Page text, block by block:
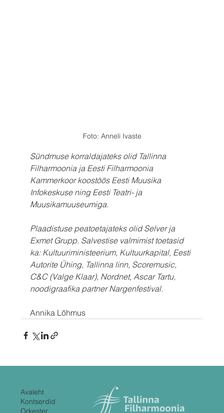
Foto: Anneli Ivaste
Sündmuse korraldajateks olid Tallinna
Filharmoonia ja Eesti Filharmoonia
Kammerkoor koostöös Eesti Muusika
Infokeskuse ning Eesti Teatri- ja
Muusikamuuseumiga.
Plaadistuse peatoetajateks olid Selver ja
Exmet Grupp. Salvestise valmimist toetasid
ka: Kultuuriministeerium, Kultuurkapital, Eesti
Autorite Ühing, Tallinna linn, Scoremusic,
C&C (Valge Klaar), Nordnet, Ascar Tartu,
noodigraafika partner Nargenfestival.
Annika Lõhmus
Avaleht
Kontserdid
Orkester